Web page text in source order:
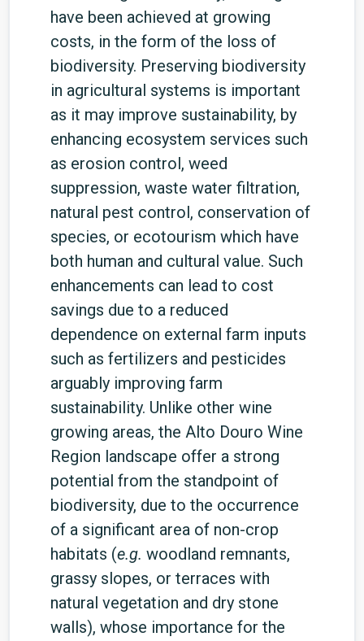
have been achieved at growing
costs, in the form of the loss of
biodiversity. Preserving biodiversity
in agricultural systems is important
as it may improve sustainability, by
enhancing ecosystem services such
as erosion control, weed
suppression, waste water filtration,
natural pest control, conservation of
species, or ecotourism which have
both human and cultural value. Such
enhancements can lead to cost
savings due to a reduced
dependence on external farm inputs
such as fertilizers and pesticides
arguably improving farm
sustainability. Unlike other wine
growing areas, the Alto Douro Wine
Region landscape offer a strong
potential from the standpoint of
biodiversity, due to the occurrence
of a significant area of non-crop
habitats (e.g. woodland remnants,
grassy slopes, or terraces with
natural vegetation and dry stone
walls), whose importance for the